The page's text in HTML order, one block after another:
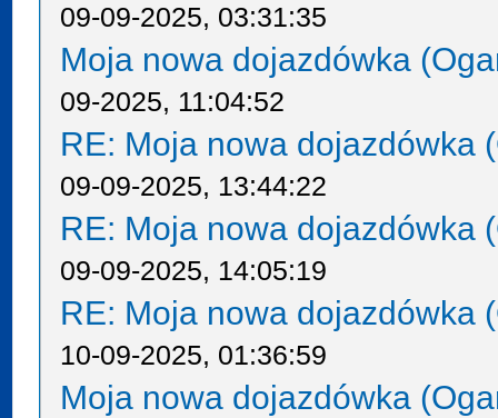
09-09-2025, 03:31:35
Moja nowa dojazdówka
09-2025, 11:04:52
RE: Moja nowa dojazdówka
09-09-2025, 13:44:22
RE: Moja nowa dojazdówka
09-09-2025, 14:05:19
RE: Moja nowa dojazdówka
10-09-2025, 01:36:59
Moja nowa dojazdówka